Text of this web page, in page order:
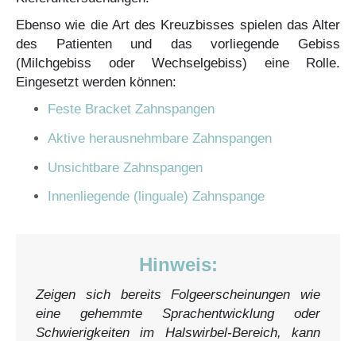
Ebenso wie die Art des Kreuzbisses spielen das Alter
des Patienten und das vorliegende Gebiss
(Milchgebiss oder Wechselgebiss) eine Rolle.
Eingesetzt werden können:
Feste Bracket Zahnspangen
Aktive herausnehmbare Zahnspangen
Unsichtbare Zahnspangen
Innenliegende (linguale) Zahnspange
Hinweis:
Zeigen sich bereits Folgeerscheinungen wie
eine gehemmte Sprachentwicklung oder
Schwierigkeiten im Halswirbel-Bereich, kann